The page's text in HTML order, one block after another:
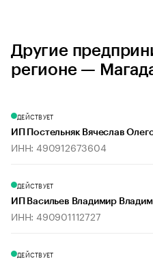
Другие
регионе —
ДЕЙСТВУЕТ
ИП Постельняк Вячеслав
ИНН: 490912673604
ДЕЙСТВУЕТ
ИП Васильев Владимир
ИНН: 490901112727
ДЕЙСТВУЕТ